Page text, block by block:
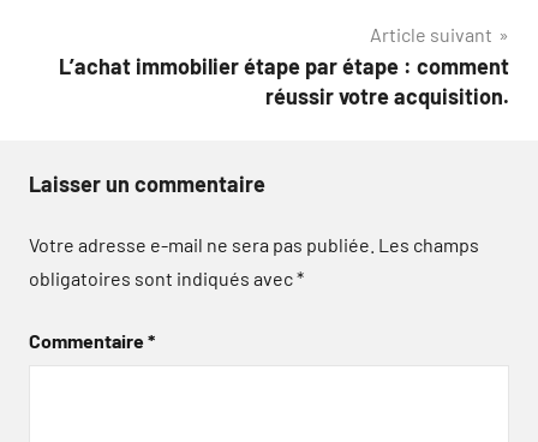
Article suivant
L’achat immobilier étape par étape : comment
réussir votre acquisition.
Laisser un commentaire
Votre adresse e-mail ne sera pas publiée. Les champs
obligatoires sont indiqués avec*
Commentaire*